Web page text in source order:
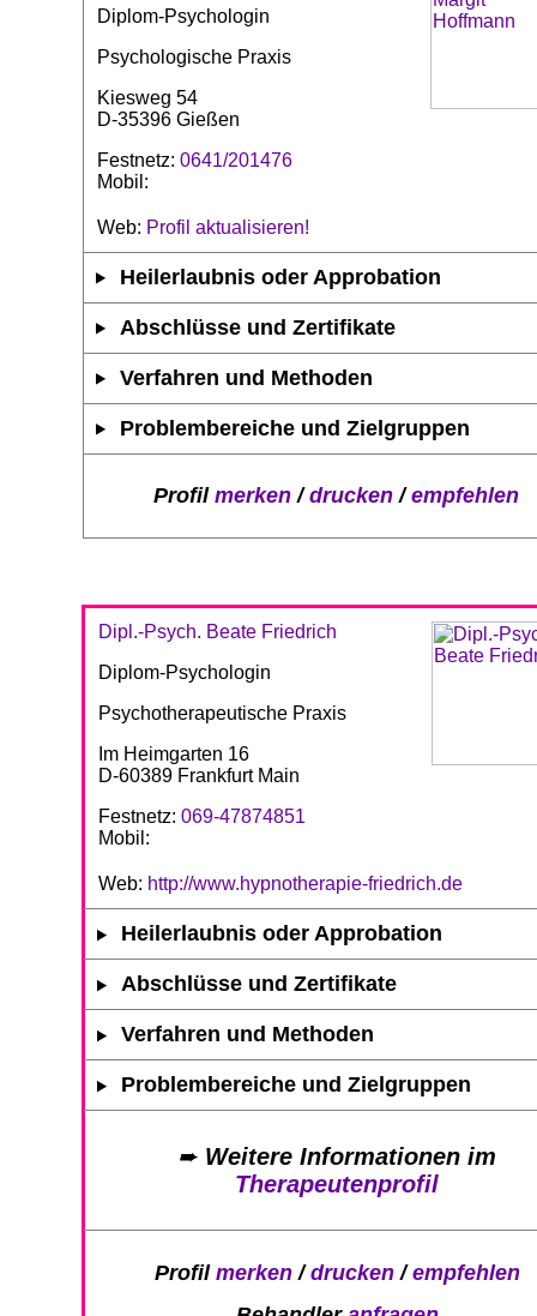
Diplom-Psychologin
Psychologische Praxis
Kiesweg 54
D-35396 Gießen
Festnetz: 0641/201476
Mobil:
Web: Profil aktualisieren!
Heilerlaubnis oder Approbation
Abschlüsse und Zertifikate
Verfahren und Methoden
Problembereiche und Zielgruppen
Profil merken/drucken/empfehlen
Dipl.-Psych. Beate Friedrich
Diplom-Psychologin
Psychotherapeutische Praxis
Im Heimgarten 16
D-60389 Frankfurt Main
Festnetz: 069-47874851
Mobil:
Web: http://www.hypnotherapie-friedrich.de
Heilerlaubnis oder Approbation
Abschlüsse und Zertifikate
Verfahren und Methoden
Problembereiche und Zielgruppen
➨ Weitere Informationen im
Therapeutenprofil
Profil merken/drucken/empfehlen